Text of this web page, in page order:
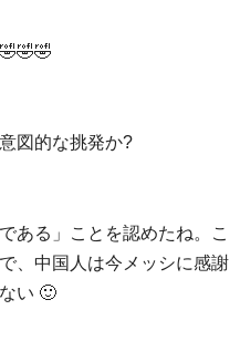
図的な挑発か?
ある」ことを認めたね。こ
、中国人は今メッシに感謝
い 🙂